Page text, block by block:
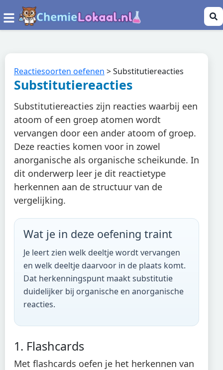
Reactiesoorten oefenen >Substitutiereacties
Substitutiereacties
Substitutiereacties zijn reacties waarbij een
atoom of een groep atomen wordt
vervangen door een ander atoom of groep.
Deze reacties komen voor in zowel
anorganische als organische scheikunde. In
dit onderwerp leer je dit reactietype
herkennen aan de structuur van de
vergelijking.
Wat je in deze oefening traint
Je leert zien welk deeltje wordt vervangen
en welk deeltje daarvoor in de plaats komt.
Dat herkenningspunt maakt substitutie
duidelijker bij organische en anorganische
reacties.
1. Flashcards
Met flashcards oefen je het herkennen van